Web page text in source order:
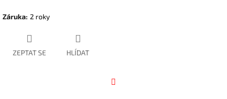
Záruka: 2 roky
ZEPTAT SE HLÍDAT